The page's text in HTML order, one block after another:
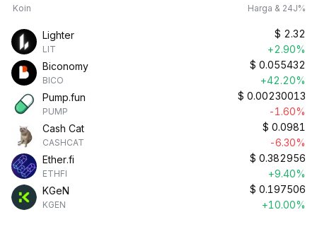
Koin Harga & 24J%
Lighter
LIT
$ 2.32
+2.90%
Biconomy
BICO
$ 0.055432
+42.20%
Pump.fun
PUMP
$ 0.00230013
-1.60%
Cash Cat
CASHCAT
$ 0.0981
-6.30%
Ether.fi
ETHFI
$ 0.382956
+9.40%
KGeN
KGEN
$ 0.197506
+10.00%